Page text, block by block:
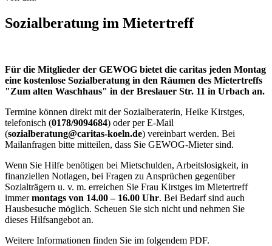
Sozialberatung im Mietertreff
Für die Mitglieder der GEWOG bietet die caritas jeden Montag
eine kostenlose Sozialberatung in den Räumen des Mietertreffs
"Zum alten Waschhaus" in der Breslauer Str. 11 in Urbach an.
Termine können direkt mit der Sozialberaterin, Heike Kirstges,
telefonisch (0178/9094684) oder per E-Mail
(sozialberatung@caritas-koeln.de) vereinbart werden. Bei
Mailanfragen bitte mitteilen, dass Sie GEWOG-Mieter sind.
Wenn Sie Hilfe benötigen bei Mietschulden, Arbeitslosigkeit, in
finanziellen Notlagen, bei Fragen zu Ansprüchen gegenüber
Sozialträgern u. v. m. erreichen Sie Frau Kirstges im Mietertreff
immermontags von 14.00 – 16.00 Uhr. Bei Bedarf sind auch
Hausbesuche möglich. Scheuen Sie sich nicht und nehmen Sie
dieses Hilfsangebot an.
Weitere Informationen finden Sie im folgendem PDF.